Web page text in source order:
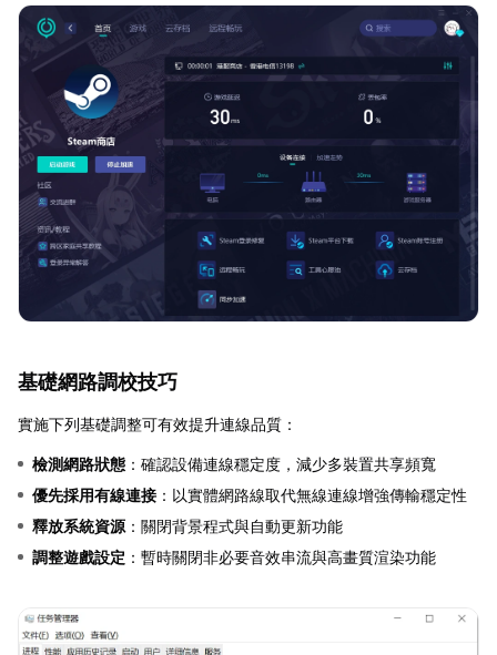
基礎網路調校技巧
實施下列基礎調整可有效提升連線品質：
檢測網路狀態 ：確認設備連線穩定度，減少多裝置共享頻寬
優先採用有線連接 ：以實體網路線取代無線連線增強傳輸穩定性
釋放系統資源 ：關閉背景程式與自動更新功能
調整遊戲設定 ：暫時關閉非必要音效串流與高畫質渲染功能